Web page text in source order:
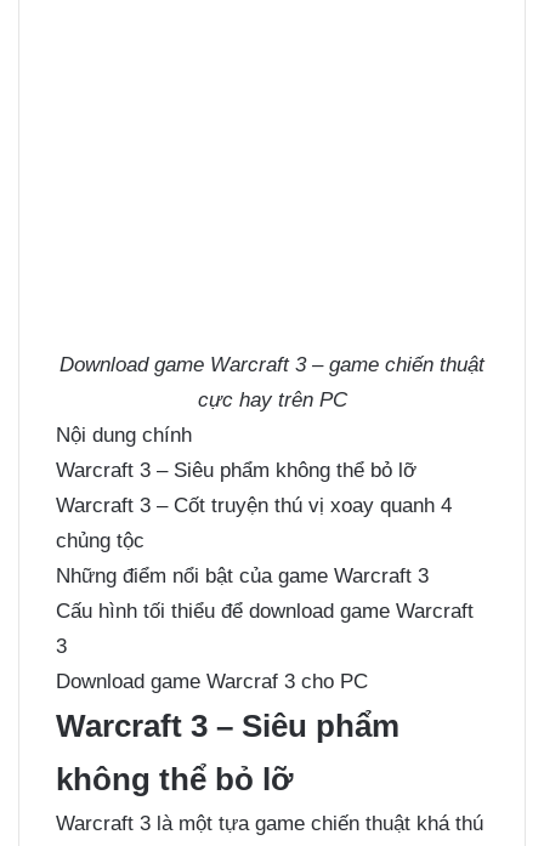
Download game Warcraft 3 – game chiến thuật
cực hay trên PC
Nội dung chính
Warcraft 3 – Siêu phẩm không thể bỏ lỡ
Warcraft 3 – Cốt truyện thú vị xoay quanh 4
chủng tộc
Những điểm nổi bật của game Warcraft 3
Cấu hình tối thiểu để download game Warcraft
3
Download game Warcraf 3 cho PC
Warcraft 3 – Siêu phẩm
không thể bỏ lỡ
Warcraft 3 là một tựa game chiến thuật khá thú